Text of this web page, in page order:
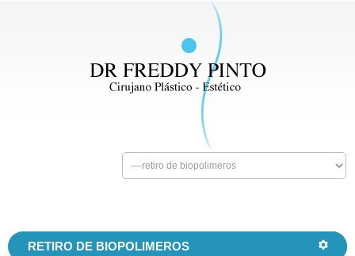
RETIRO DE BIOPOLIMEROS